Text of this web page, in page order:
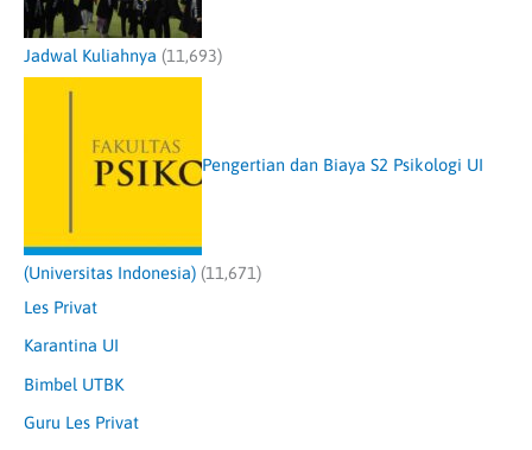
Jadwal Kuliahnya (11,693)
Pengertian dan Biaya S2 Psikologi UI
(Universitas Indonesia) (11,671)
Les Privat
Karantina UI
Bimbel UTBK
Guru Les Privat